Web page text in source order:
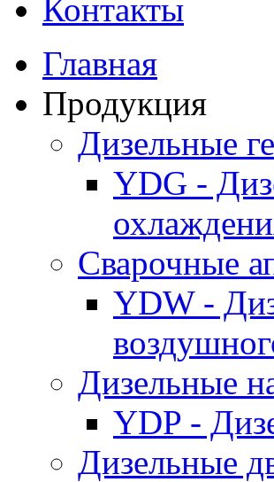
Контакты
Главная
Продукция
Дизельные
YDG -
Cварочные
YDW -
Дизельные
YDP -
Дизельные